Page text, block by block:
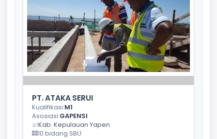
PT. ATAKA SERUI
Kualifikasi:M1
Asosiasi:GAPENSI
Kab. Kepulauan Yapen
10 bidang SBU